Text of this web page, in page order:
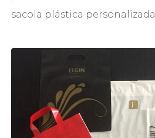
sacola plástica personalizada